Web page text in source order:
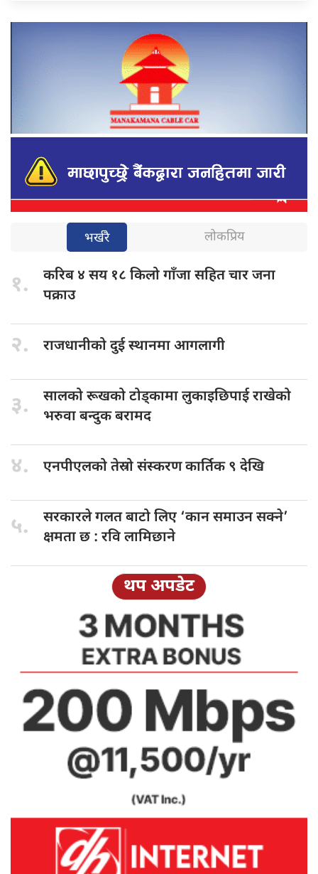
भर्खरै लोकप्रिय
१. करिब ४ सय १८ किलो गाँजा सहित चार जना
पक्राउ
२. राजधानीको दुईस्थानमा आगलागी
३. सालको रूखकोटोड्कामा लुकाइछिपाई राखेको
भरुवा बन्दुक बरामद
४. एनपीएलको तेस्रोसंस्करण कार्तिक ९ देखि
५. सरकारले गलतबाटो लिए ‘कान समाउन सक्ने’
क्षमता छ : रवि लामिछाने
थप अपडेट